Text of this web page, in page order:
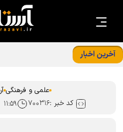
آخرین اخبار
علمی و فرهنگی
کد خبر :۷۰۰۳۱۶ ۱۱:۵۹